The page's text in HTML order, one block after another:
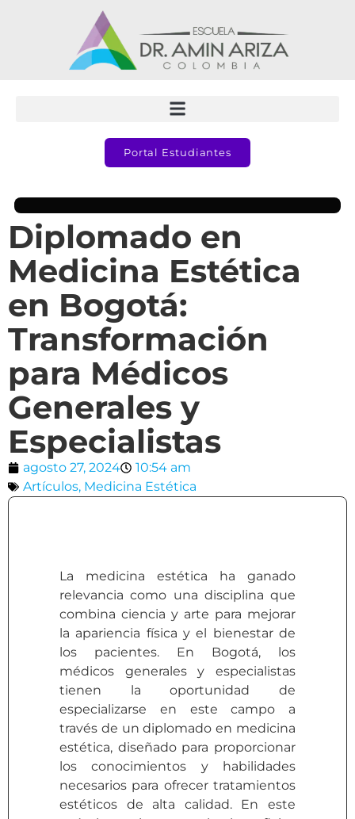
Portal Estudiantes
Diplomado en
Medicina Estética
en Bogotá:
Transformación
para Médicos
Generales y
Especialistas
agosto 27, 2024
10:54 am
Artículos, Medicina Estética
La medicina estética ha ganado
relevancia como una disciplina que
combina ciencia y arte para mejorar
la apariencia física y el bienestar de
los pacientes. En Bogotá, los
médicos generales y especialistas
tienen la oportunidad de
especializarse en este campo a
través de un diplomado en medicina
estética, diseñado para proporcionar
los conocimientos y habilidades
necesarios para ofrecer tratamientos
estéticos de alta calidad. En este